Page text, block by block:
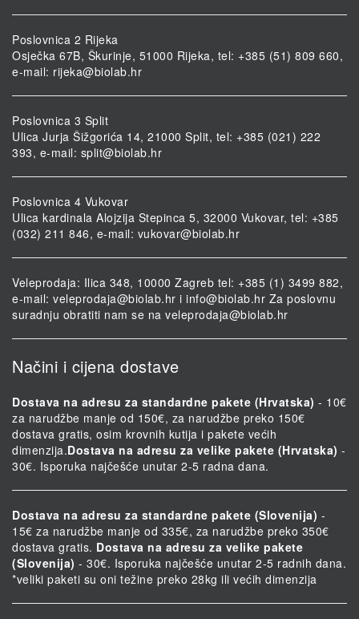
Poslovnica 2 Rijeka
Osječka 67B, Škurinje, 51000 Rijeka, tel: +385 (51) 809 660,
e-mail: rijeka@biolab.hr
Poslovnica 3 Split
Ulica Jurja Šižgorića 14, 21000 Split, tel: +385 (021) 222
393, e-mail: split@biolab.hr
Poslovnica 4 Vukovar
Ulica kardinala Alojzija Stepinca 5, 32000 Vukovar, tel: +385
(032) 211 846, e-mail: vukovar@biolab.hr
Veleprodaja: Ilica 348, 10000 Zagreb tel: +385 (1) 3499 882,
e-mail: veleprodaja@biolab.hr i info@biolab.hr Za poslovnu
suradnju obratiti nam se na veleprodaja@biolab.hr
Načini i cijena dostave
Dostava na adresu za standardne pakete (Hrvatska) - 10€
za narudžbe manje od 150€, za narudžbe preko 150€
dostava gratis, osim krovnih kutija i pakete većih
dimenzija.Dostava na adresu za velike pakete (Hrvatska) -
30€. Isporuka najčešće unutar 2-5 radna dana.
Dostava na adresu za standardne pakete (Slovenija) -
15€ za narudžbe manje od 335€, za narudžbe preko 350€
dostava gratis. Dostava na adresu za velike pakete
(Slovenija) - 30€. Isporuka najčešće unutar 2-5 radnih dana.
*veliki paketi su oni težine preko 28kg ili većih dimenzija